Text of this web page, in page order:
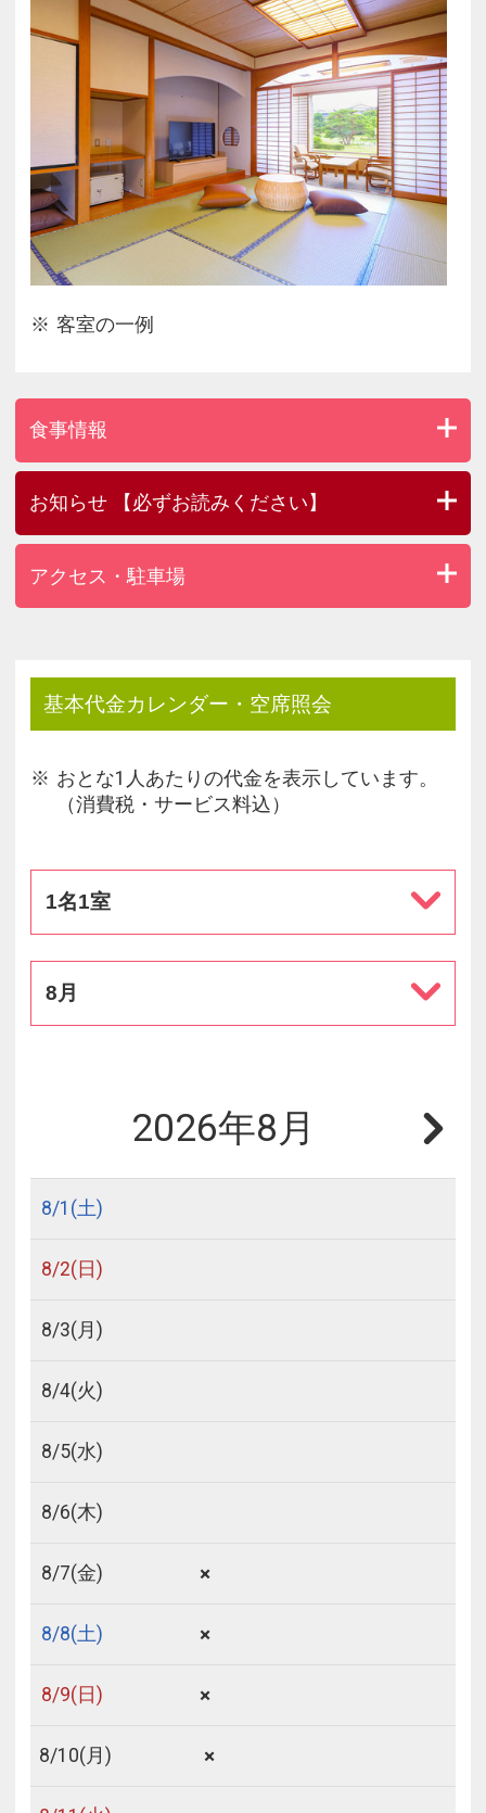
団あり）をお選びください。
※別途、入湯税が発生いたします。また自治体で定
められた入浴料・宿泊税が追加発生する場合があり
客室の一例
食事情報
お知らせ 【必ずお読みください】
アクセス・駐車場
基本代金カレンダー・空席照会
おとな1人あたりの代金を表示しています。
（消費税・サービス料込）
1名1室
8月
2026年8月
8/1 (土)
8/2(日)
8/3(月)
8/4(火)
8/5(水)
8/6(木)
8/7(金) ×
8/8(土) ×
8/9(日) ×
8/10(月) ×